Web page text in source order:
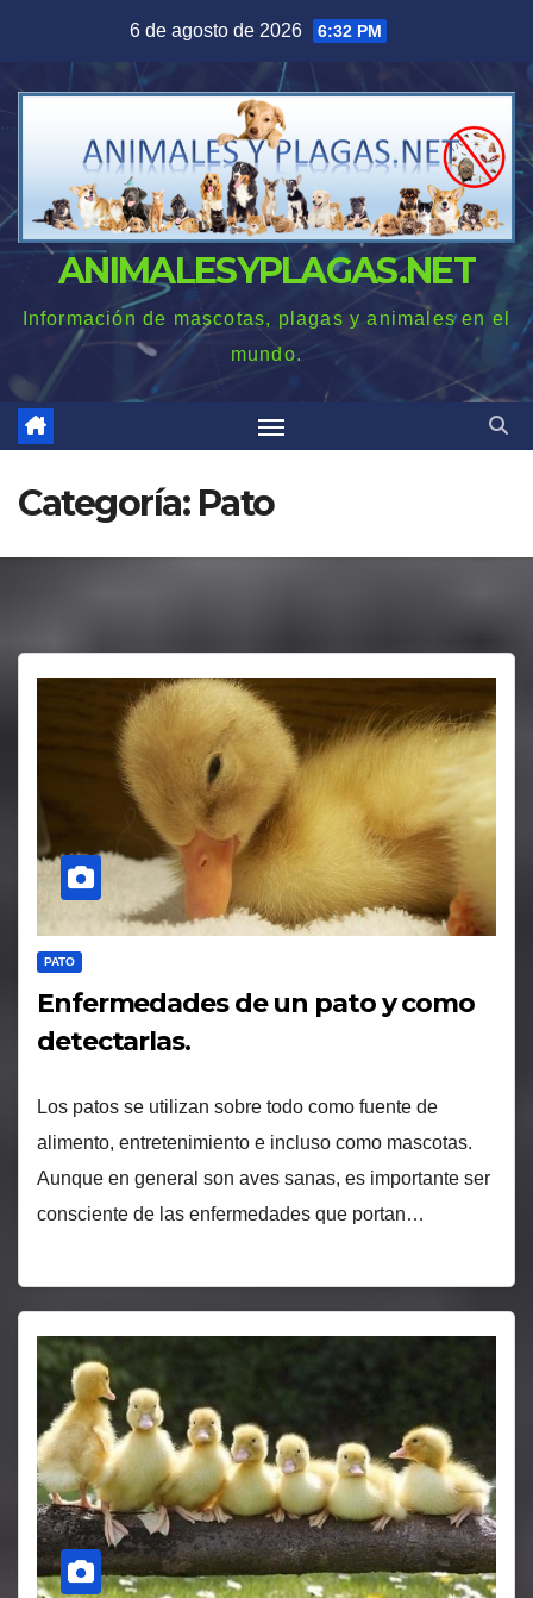
contenido
6 de agosto de 2026 6:32 PM
ANIMALESYPLAGAS.NET
Información de mascotas, plagas y animales en el
mundo.
Categoría: Pato
PATO
Enfermedades de un pato y como
detectarlas.
Los patos se utilizan sobre todo como fuente de
alimento, entretenimiento e incluso como mascotas.
Aunque en general son aves sanas, es importante ser
consciente de las enfermedades que portan…